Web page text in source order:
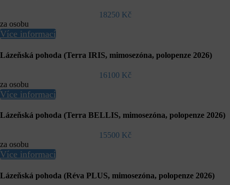
18250 Kč
za osobu
Více informací
Lázeňská pohoda (Terra IRIS, mimosezóna, polopenze 2026)
16100 Kč
za osobu
Více informací
Lázeňská pohoda (Terra BELLIS, mimosezóna, polopenze 2026)
15500 Kč
za osobu
Více informací
Lázeňská pohoda (Réva PLUS, mimosezóna, polopenze 2026)